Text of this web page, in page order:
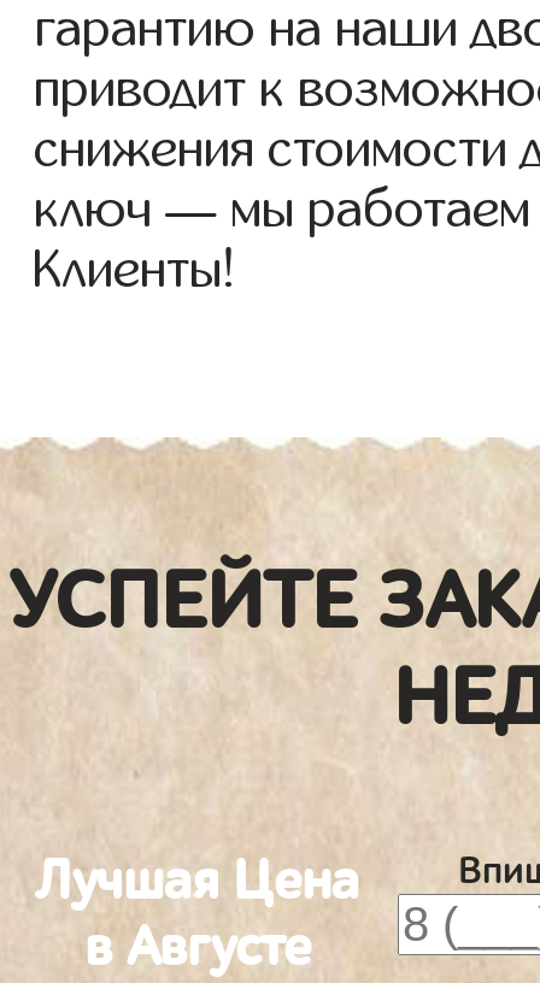
гарантию на наши
приводит к
снижения стоимости
ключ — мы
Клиенты!
УСПЕЙТЕ
Лучшая Цена
в Августе